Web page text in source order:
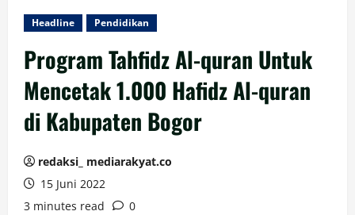
Headline Pendidikan
Program Tahfidz Al-quran Untuk
Mencetak 1.000 Hafidz Al-quran
di Kabupaten Bogor
redaksi_ mediarakyat.co
15 Juni 2022
3 minutes read
0